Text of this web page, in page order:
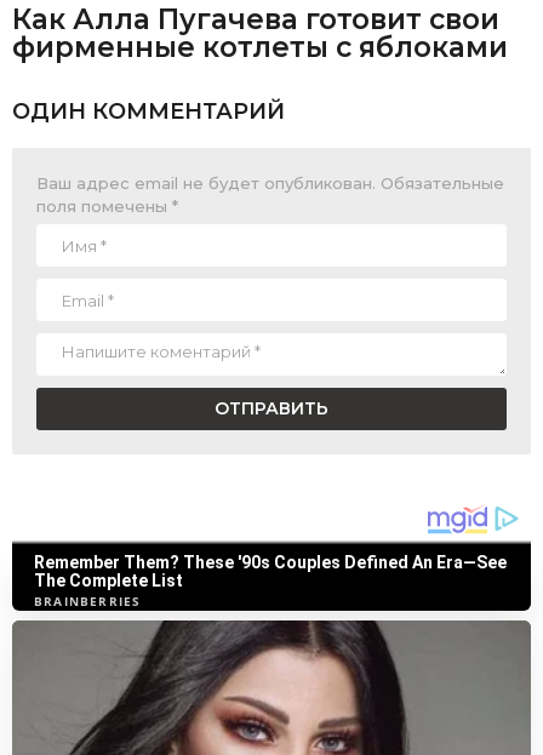
Как Алла Пугачева готовит свои
фирменные котлеты с яблоками
ОДИН КОММЕНТАРИЙ
Ваш адрес email не будет опубликован. Обязательные
поля помечены *